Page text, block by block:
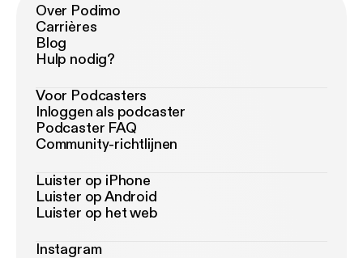
Over Podimo
Carrières
Blog
Hulp nodig?
Voor Podcasters
Inloggen als podcaster
Podcaster FAQ
Community-richtlijnen
Luister op iPhone
Luister op Android
Luister op het web
Instagram